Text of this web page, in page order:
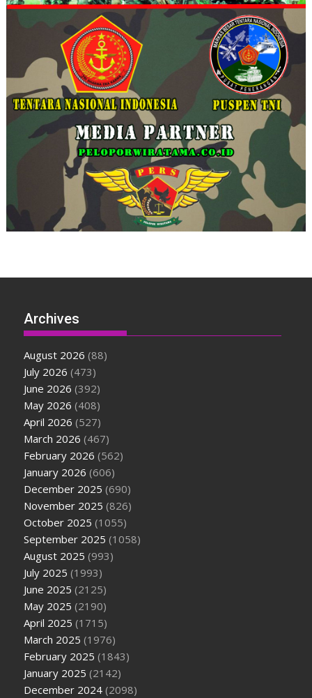
Archives
August 2026 (88)
July 2026 (473)
June 2026 (392)
May 2026 (408)
April 2026 (527)
March 2026 (467)
February 2026 (562)
January 2026 (606)
December 2025 (690)
November 2025 (826)
October 2025 (1055)
September 2025 (1058)
August 2025 (993)
July 2025 (1993)
June 2025 (2125)
May 2025 (2190)
April 2025 (1715)
March 2025 (1976)
February 2025 (1843)
January 2025 (2142)
December 2024 (2098)